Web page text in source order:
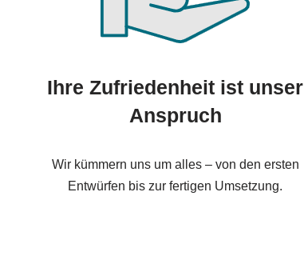
Ihre Zufriedenheit ist unser
Anspruch
Wir kümmern uns um alles – von den ersten
Entwürfen bis zur fertigen Umsetzung.